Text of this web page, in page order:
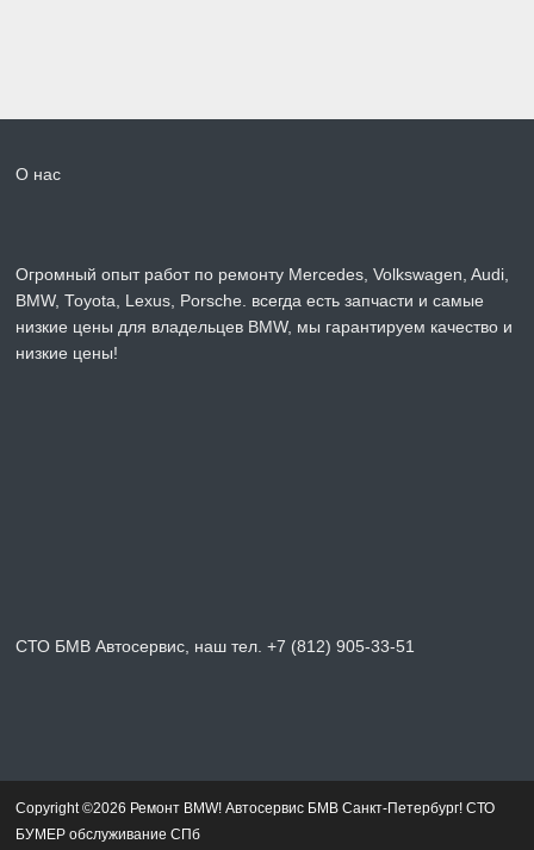
О нас
Огромный опыт работ по ремонту Mercedes, Volkswagen, Audi,
BMW, Toyota, Lexus, Porsche. всегда есть запчасти и самые
низкие цены для владельцев BMW, мы гарантируем качество и
низкие цены!
СТО БМВ Автосервис, наш тел. +7 (812) 905-33-51
Copyright ©2026 Ремонт BMW! Автосервис БМВ Санкт-Петербург! СТО
БУМЕР обслуживание СПб